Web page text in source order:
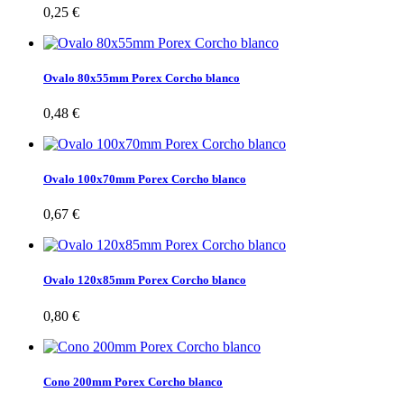
0,25 €
Ovalo 80x55mm Porex Corcho blanco
0,48 €
Ovalo 100x70mm Porex Corcho blanco
0,67 €
Ovalo 120x85mm Porex Corcho blanco
0,80 €
Cono 200mm Porex Corcho blanco